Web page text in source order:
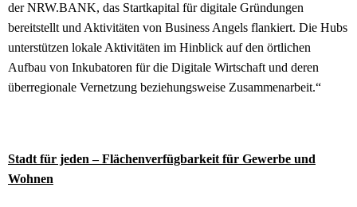
der NRW.BANK, das Startkapital für digitale Gründungen
bereitstellt und Aktivitäten von Business Angels flankiert. Die Hubs
unterstützen lokale Aktivitäten im Hinblick auf den örtlichen
Aufbau von Inkubatoren für die Digitale Wirtschaft und deren
überregionale Vernetzung beziehungsweise Zusammenarbeit.“
Stadt für jeden – Flächenverfügbarkeit für Gewerbe und
Wohnen